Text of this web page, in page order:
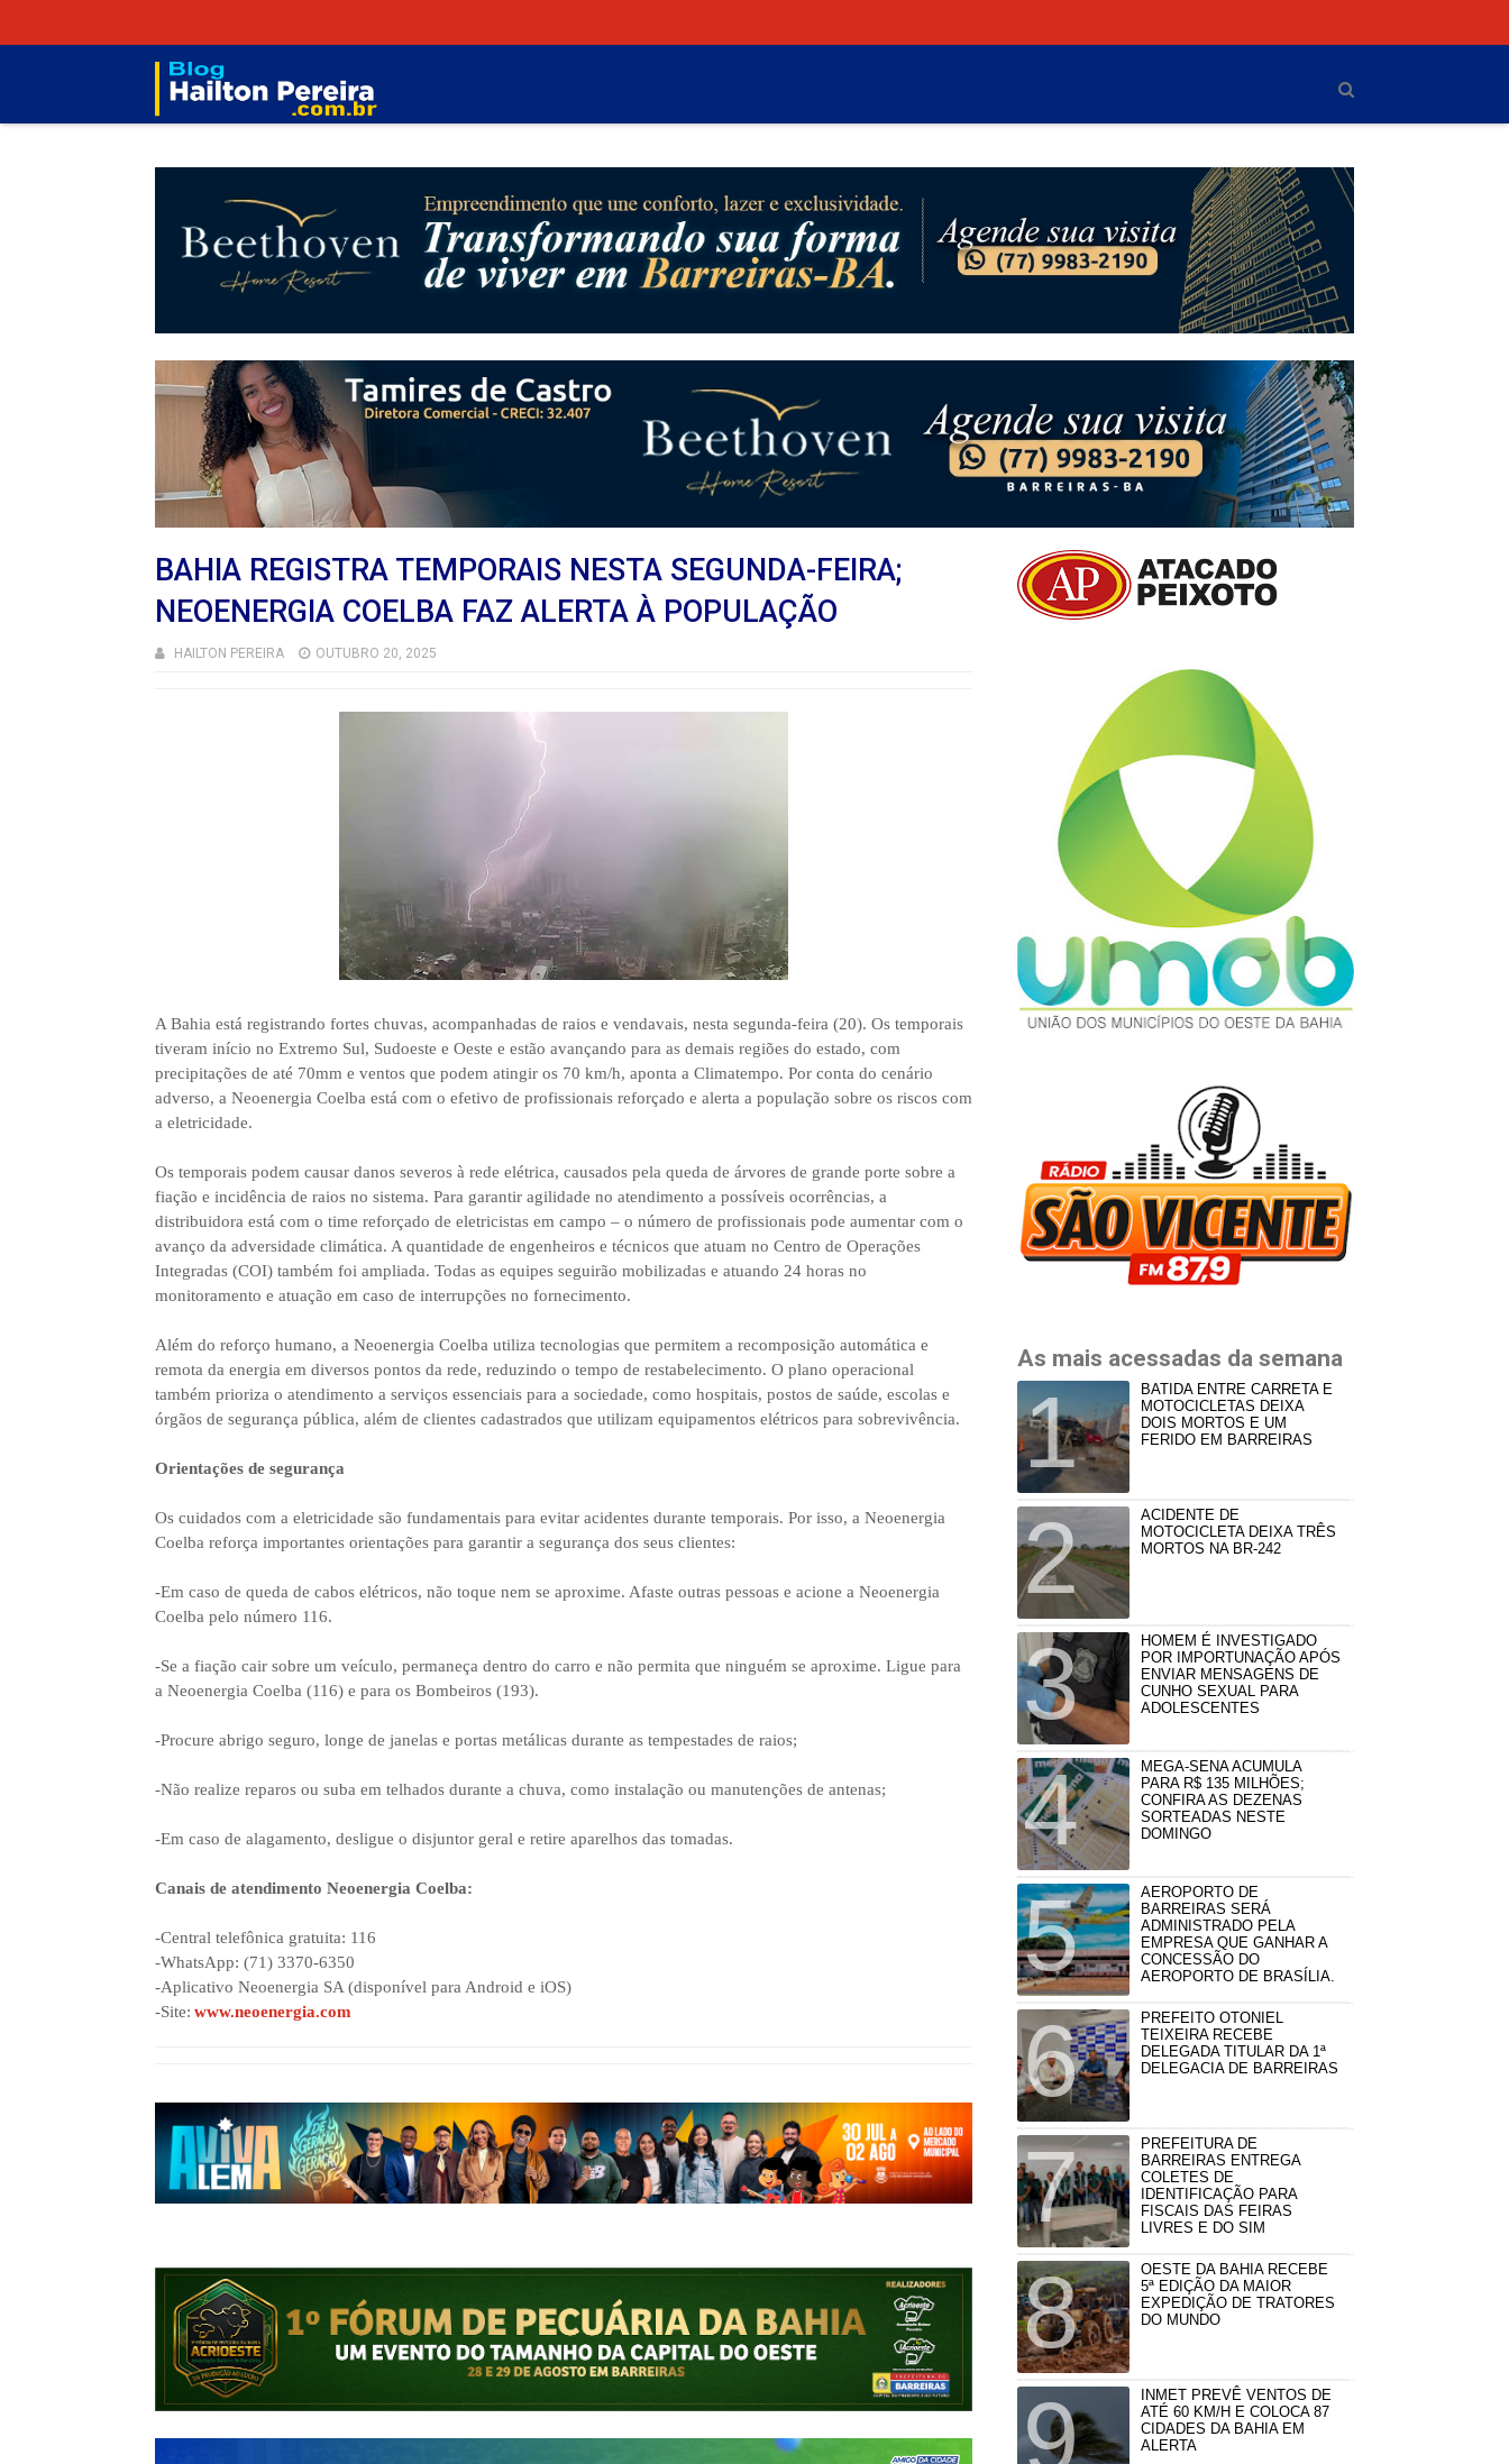
BAHIA REGISTRA TEMPORAIS NESTA SEGUNDA-FEIRA;
NEOENERGIA COELBA FAZ ALERTA À POPULAÇÃO
HAILTON PEREIRA OUTUBRO 20, 2025
A Bahia está registrando fortes chuvas, acompanhadas de raios e vendavais, nesta segunda-feira (20). Os temporais
tiveram início no Extremo Sul, Sudoeste e Oeste e estão avançando para as demais regiões do estado, com
precipitações de até 70mm e ventos que podem atingir os 70 km/h, aponta a Climatempo. Por conta do cenário
adverso, a Neoenergia Coelba está com o efetivo de profissionais reforçado e alerta a população sobre os riscos com
a eletricidade.
Os temporais podem causar danos severos à rede elétrica, causados pela queda de árvores de grande porte sobre a
fiação e incidência de raios no sistema. Para garantir agilidade no atendimento a possíveis ocorrências, a
distribuidora está com o time reforçado de eletricistas em campo – o número de profissionais pode aumentar com o
avanço da adversidade climática. A quantidade de engenheiros e técnicos que atuam no Centro de Operações
Integradas (COI) também foi ampliada. Todas as equipes seguirão mobilizadas e atuando 24 horas no
monitoramento e atuação em caso de interrupções no fornecimento.
Além do reforço humano, a Neoenergia Coelba utiliza tecnologias que permitem a recomposição automática e
remota da energia em diversos pontos da rede, reduzindo o tempo de restabelecimento. O plano operacional
também prioriza o atendimento a serviços essenciais para a sociedade, como hospitais, postos de saúde, escolas e
órgãos de segurança pública, além de clientes cadastrados que utilizam equipamentos elétricos para sobrevivência.
Orientações de segurança
Os cuidados com a eletricidade são fundamentais para evitar acidentes durante temporais. Por isso, a Neoenergia
Coelba reforça importantes orientações para garantir a segurança dos seus clientes:
-Em caso de queda de cabos elétricos, não toque nem se aproxime. Afaste outras pessoas e acione a Neoenergia
Coelba pelo número 116.
-Se a fiação cair sobre um veículo, permaneça dentro do carro e não permita que ninguém se aproxime. Ligue para
a Neoenergia Coelba (116) e para os Bombeiros (193).
-Procure abrigo seguro, longe de janelas e portas metálicas durante as tempestades de raios;
-Não realize reparos ou suba em telhados durante a chuva, como instalação ou manutenções de antenas;
-Em caso de alagamento, desligue o disjuntor geral e retire aparelhos das tomadas.
Canais de atendimento Neoenergia Coelba:
-Central telefônica gratuita: 116
-WhatsApp: (71) 3370-6350
-Aplicativo Neoenergia SA (disponível para Android e iOS)
-Site: www.neoenergia.com
As mais acessadas da semana
BATIDA ENTRE CARRETA E
MOTOCICLETAS DEIXA
DOIS MORTOS E UM
FERIDO EM BARREIRAS
ACIDENTE DE
MOTOCICLETA DEIXA TRÊS
MORTOS NA BR-242
HOMEM É INVESTIGADO
POR IMPORTUNAÇÃO APÓS
ENVIAR MENSAGENS DE
CUNHO SEXUAL PARA
ADOLESCENTES
MEGA-SENA ACUMULA
PARA R$ 135 MILHÕES;
CONFIRA AS DEZENAS
SORTEADAS NESTE
DOMINGO
AEROPORTO DE
BARREIRAS SERÁ
ADMINISTRADO PELA
EMPRESA QUE GANHAR A
CONCESSÃO DO
AEROPORTO DE BRASÍLIA.
PREFEITO OTONIEL
TEIXEIRA RECEBE
DELEGADA TITULAR DA 1ª
DELEGACIA DE BARREIRAS
PREFEITURA DE
BARREIRAS ENTREGA
COLETES DE
IDENTIFICAÇÃO PARA
FISCAIS DAS FEIRAS
LIVRES E DO SIM
OESTE DA BAHIA RECEBE
5ª EDIÇÃO DA MAIOR
EXPEDIÇÃO DE TRATORES
DO MUNDO
INMET PREVÊ VENTOS DE
ATÉ 60 KM/H E COLOCA 87
CIDADES DA BAHIA EM
ALERTA